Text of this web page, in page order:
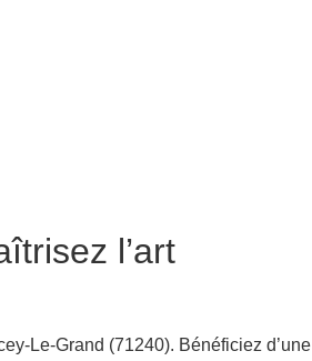
l’art
Le-Grand (71240). Bénéficiez d’une